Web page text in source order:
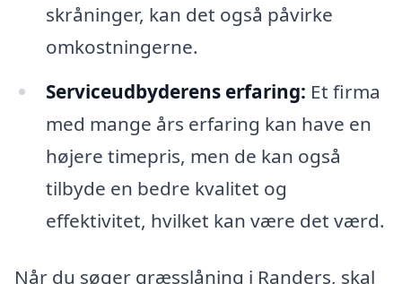
skråninger, kan det også påvirke
omkostningerne.
Serviceudbyderens erfaring: Et firma
med mange års erfaring kan have en
højere timepris, men de kan også
tilbyde en bedre kvalitet og
effektivitet, hvilket kan være det værd.
Når du søger græsslåning i Randers, skal